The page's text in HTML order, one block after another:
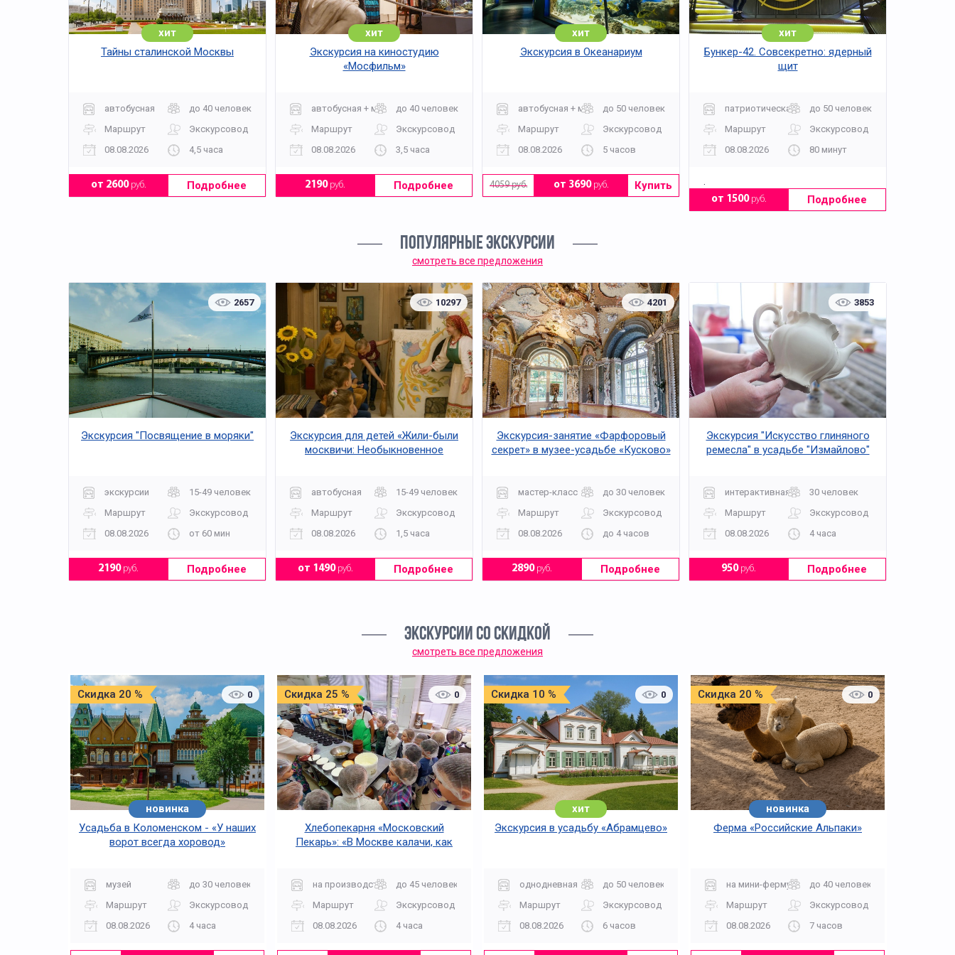
хит
Тайны сталинской Москвы
автобусная
до 40 человек
Маршрут
Экскурсовод
08.08.2026
4,5 часа
от 2600руб. Подробнее
хит
Экскурсия на киностудию
«Мосфильм»
автобусная + музей до 40 человек
Маршрут
Экскурсовод
08.08.2026
3,5 часа
2190руб. Подробнее
хит
Экскурсия в Океанариум
автобусная + музей до 50 человек
Маршрут
Экскурсовод
08.08.2026
5 часов
4059 руб. от 3690руб. Купить
хит
Бункер-42. Совсекретно: ядерный
щит
патриотическая
до 50 человек
Маршрут
Экскурсовод
08.08.2026
80 минут
.
от 1500руб. Подробнее
ПОПУЛЯРНЫЕ ЭКСКУРСИИ
смотреть все предложения
2657
Экскурсия "Посвящение в моряки"
экскурсии
15-49 человек
Маршрут
Экскурсовод
08.08.2026
от 60 мин
2190руб. Подробнее
10297
Экскурсия для детей «Жили-были
москвичи: Необыкновенное
автобусная
15-49 человек
Маршрут
Экскурсовод
08.08.2026
1,5 часа
от 1490руб. Подробнее
4201
Экскурсия-занятие «Фарфоровый
секрет» в музее-усадьбе «Кусково»
мастер-класс
до 30 человек
Маршрут
Экскурсовод
08.08.2026
до 4 часов
2890руб. Подробнее
3853
Экскурсия "Искусство глиняного
ремесла" в усадьбе "Измайлово"
интерактивная
30 человек
Маршрут
Экскурсовод
08.08.2026
4 часа
950руб. Подробнее
ЭКСКУРСИИ СО СКИДКОЙ
смотреть все предложения
Скидка 20 % 0
новинка
Усадьба в Коломенском - «У наших
ворот всегда хоровод»
музей
до 30 человек
Маршрут
Экскурсовод
08.08.2026
4 часа
Скидка 25 % 0
Хлебопекарня «Московский
Пекарь»: «В Москве калачи, как
на производство
до 45 человек
Маршрут
Экскурсовод
08.08.2026
4 часа
Скидка 10 % 0
хит
Экскурсия в усадьбу «Абрамцево»
однодневная
до 50 человек
Маршрут
Экскурсовод
08.08.2026
6 часов
Скидка 20 % 0
новинка
Ферма «Российские Альпаки»
на мини-ферму
до 40 человек
Маршрут
Экскурсовод
08.08.2026
7 часов